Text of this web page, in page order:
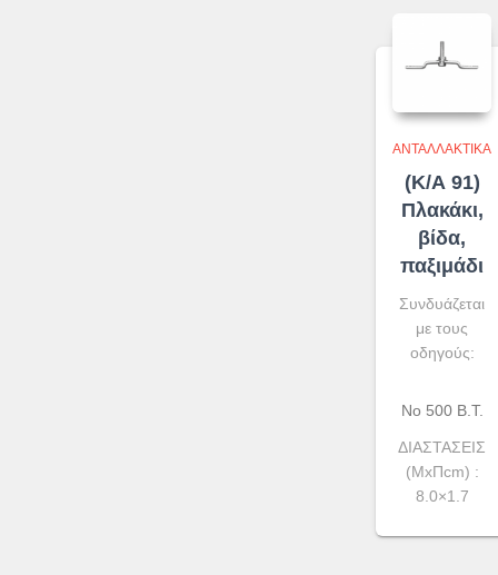
ΑΝΤΑΛΛΑΚΤΙΚΆ
(Κ/Α 91)
Πλακάκι,
βίδα,
παξιμάδι
Συνδυάζεται
με τους
οδηγούς:
Νο 500 Β.Τ.
ΔΙΑΣΤΑΣΕΙΣ
(ΜxΠcm) :
8.0×1.7